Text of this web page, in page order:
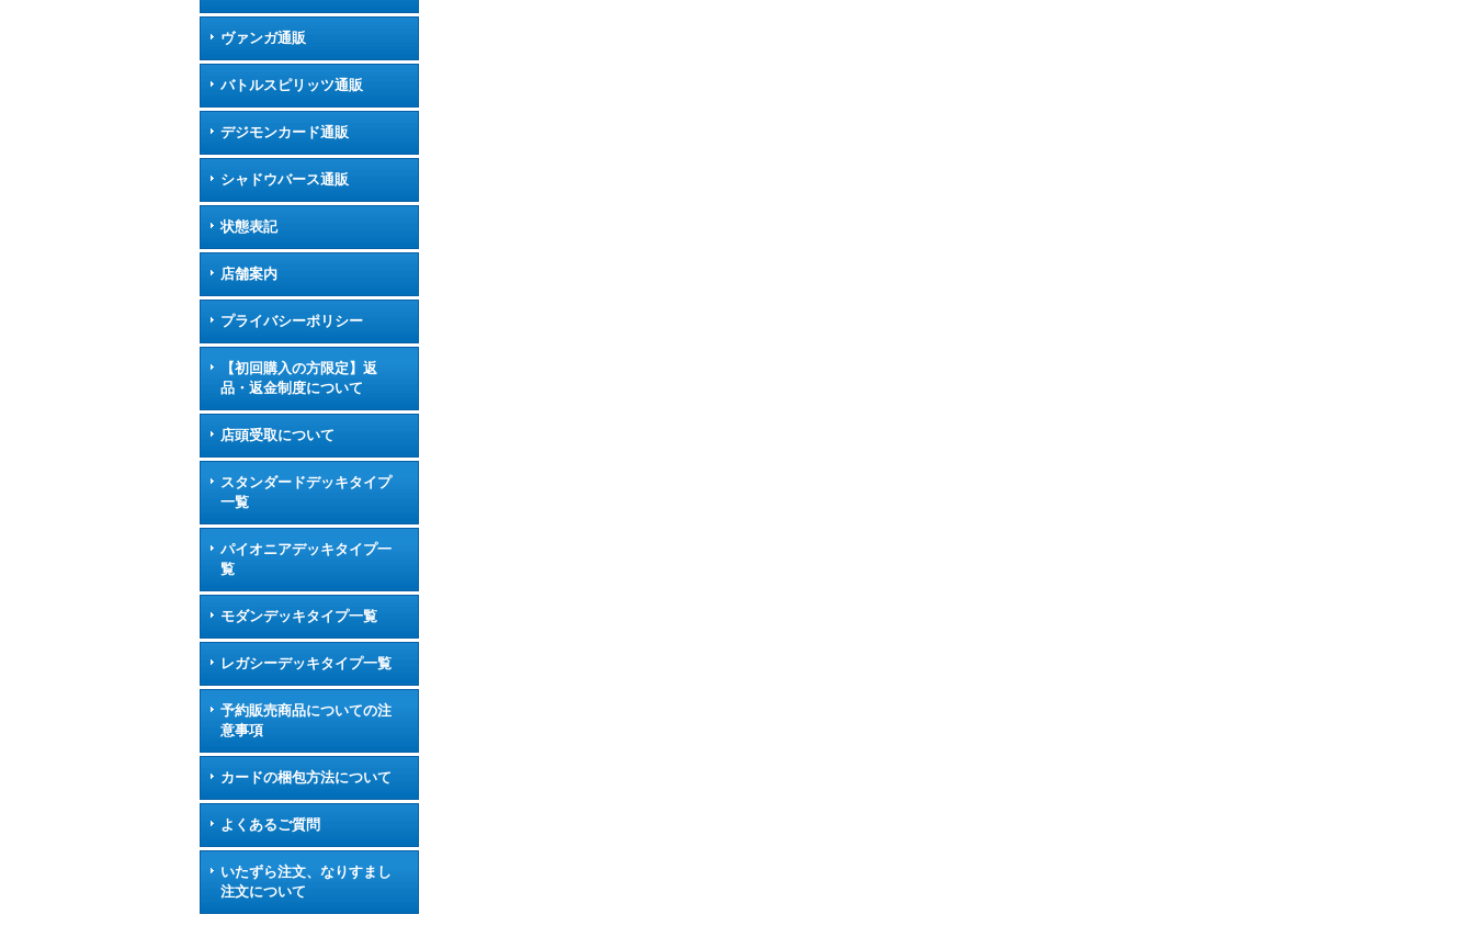
ヴァンガ通販
バトルスピリッツ通販
デジモンカード通販
シャドウバース通販
状態表記
店舗案内
プライバシーポリシー
【初回購入の方限定】返
品・返金制度について
店頭受取について
スタンダードデッキタイプ
一覧
パイオニアデッキタイプ一
覧
モダンデッキタイプ一覧
レガシーデッキタイプ一覧
予約販売商品についての注
意事項
カードの梱包方法について
よくあるご質問
いたずら注文、なりすまし
注文について